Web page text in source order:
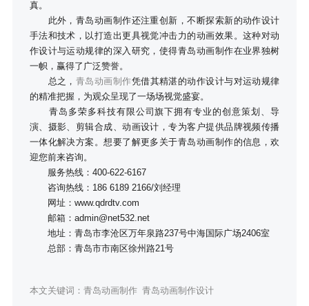
真。
此外，青岛动画制作还注重创新，不断探索新的动作设计
手法和技术，以打造出更具视觉冲击力的动画效果。这种对动
作设计与运动规律的深入研究，使得青岛动画制作在业界独树
一帜，赢得了广泛赞誉。
总之， 青岛动画制作凭借其精湛的动作设计与对运动规律
的精准把握，为观众呈现了一场场视觉盛宴。
青岛多荣多科技有限公司旗下拥有专业的创意策划、导
演、摄影、剪辑合成、动画设计，专为客户提供品牌视频传播
一体化解决方案。想要了解更多关于青岛动画制作的信息，欢
迎您前来咨询。
服务热线：400-622-6167
咨询热线：186 6189 2166/刘经理
网址：www.qdrdtv.com
邮箱：admin@net532.net
地址：青岛市李沧区万年泉路237号中海国际广场2406室
总部：青岛市市南区徐州路21号
本文关键词： 青岛动画制作 青岛动画制作设计